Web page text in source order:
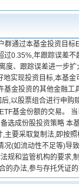
通过本基金投资目
0.35%,年跟踪误差
度、跟踪误差进一步
实现投资目标,本基
金投资的其他金融
,以股票组合进行申
基金份额的交易。
选成份股投资策略
主要采取复制法,即按
(如流动性不足等)导
规和监管机构的要求
办法,参与存托凭证